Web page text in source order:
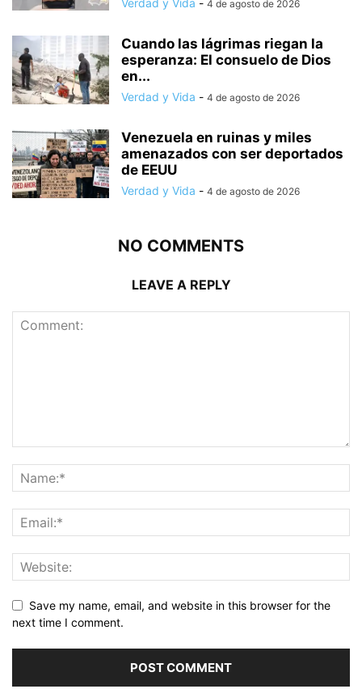
Verdad y Vida - 4 de agosto de 2026
Cuando las lágrimas riegan la
esperanza: El consuelo de Dios
en...
Verdad y Vida - 4 de agosto de 2026
Venezuela en ruinas y miles
amenazados con ser deportados
de EEUU
Verdad y Vida - 4 de agosto de 2026
NO COMMENTS
LEAVE A REPLY
Save my name, email, and website in this browser for the
next time I comment.